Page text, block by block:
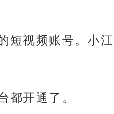
短视频账号。小
都开通了。